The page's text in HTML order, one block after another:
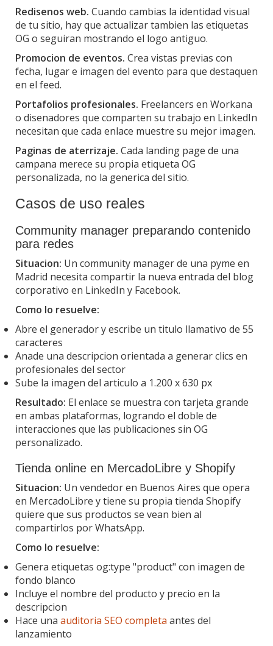
Redisenos web. Cuando cambias la identidad visual
de tu sitio, hay que actualizar tambien las etiquetas
OG o seguiran mostrando el logo antiguo.
Promocion de eventos. Crea vistas previas con
fecha, lugar e imagen del evento para que destaquen
en el feed.
Portafolios profesionales. Freelancers en Workana
o disenadores que comparten su trabajo en LinkedIn
necesitan que cada enlace muestre su mejor imagen.
Paginas de aterrizaje. Cada landing page de una
campana merece su propia etiqueta OG
personalizada, no la generica del sitio.
Casos de uso reales
Community manager preparando contenido
para redes
Situacion: Un community manager de una pyme en
Madrid necesita compartir la nueva entrada del blog
corporativo en LinkedIn y Facebook.
Como lo resuelve:
Abre el generador y escribe un titulo llamativo de 55
caracteres
Anade una descripcion orientada a generar clics en
profesionales del sector
Sube la imagen del articulo a 1.200 x 630 px
Resultado: El enlace se muestra con tarjeta grande
en ambas plataformas, logrando el doble de
interacciones que las publicaciones sin OG
personalizado.
Tienda online en MercadoLibre y Shopify
Situacion: Un vendedor en Buenos Aires que opera
en MercadoLibre y tiene su propia tienda Shopify
quiere que sus productos se vean bien al
compartirlos por WhatsApp.
Como lo resuelve:
Genera etiquetas og:type "product" con imagen de
fondo blanco
Incluye el nombre del producto y precio en la
descripcion
Hace una auditoria SEO completa antes del
lanzamiento